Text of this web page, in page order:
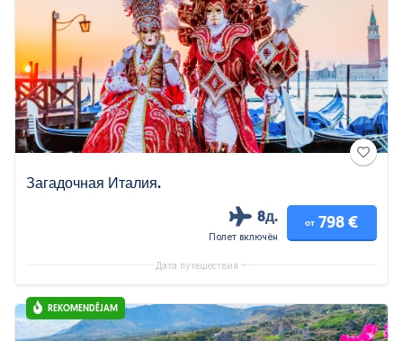
Загадочная Италия.
8д.
Полет включён
от 798 €
Дата путешествия
REKOMENDĒJAM